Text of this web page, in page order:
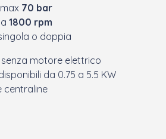
70 bar
1800 rpm
o doppia
motore elettrico
da 0.75 a 5.5 KW
centraline